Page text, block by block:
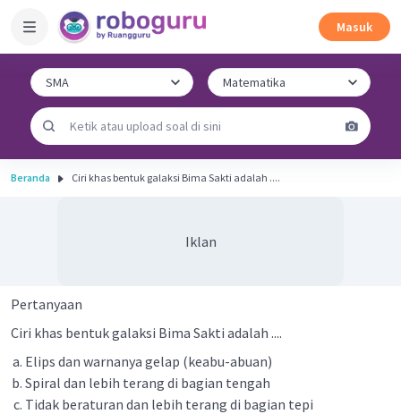
Masuk
Beranda Ciri khas bentuk galaksi Bima Sakti adalah ....
Iklan
Pertanyaan
Ciri khas bentuk galaksi Bima Sakti adalah ....
Elips dan warnanya gelap (keabu-abuan)
Spiral dan lebih terang di bagian tengah
Tidak beraturan dan lebih terang di bagian tepi